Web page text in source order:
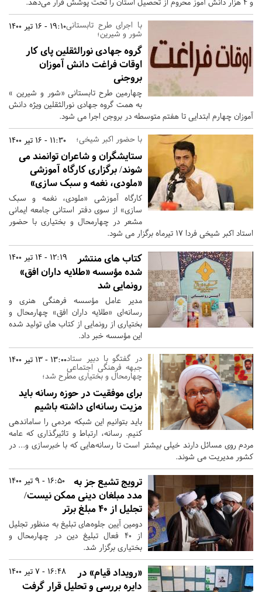
19:10 - 16 تیر 1400با اجرای طرح تابستانی
شور و شیرین؛
گروه جهادی نورالثقلین پای کار
اوقات فراغت دانش آموزان
بروجنی
چهارمین طرح تابستانی «شور و شیرین »
به همت گروه جهادی نورالثقلین ویژه دانش
آموزان چهارم ابتدایی تا هفتم متوسطه در بروجن اجرا می شود.
11:30 - 16 تیر 1400 با حضور اکبر شیخی؛
ستایشگران و شاعران توانمند می
شوند/ برگزاری کارگاه آموزشی
«ملودی، نغمه و سبک سازی»
کارگاه آموزشی «ملودی، نغمه و سبک
سازی» از سوی دفتر استانی جامعه ایمانی
مشعر در چهارمحال و بختیاری با حضور
استاد اکبر شیخی فردا 17 تیرماه برگزار می شود.
12:19 - 14 تیر 1400
کتاب های منتشر
شده مؤسسه «طلایه داران افق»
رونمایی شد
مدیر عامل مؤسسه فرهنگی هنری و
رسانه‌ای «طلایه داران افق» چهارمحال و
بختیاری از رونمایی از کتاب های تولید شده
این مؤسسه خبر داد.
13:00 - 13 تیر 1400در گفتگو با دبیر ستاد
جبهه فرهنگی اجتماعی
چهارمحال و بختیاری مطرح شد؛
برای موفقیت در حوزه رسانه باید
مزیت رسانه‌ای داشته باشیم
باید بتوانیم این شبکه مردمی را ساماندهی
کنیم. رسانه‌، ارتباط و تاثیرگذاری که عامه
مردم روی مسائل دارند خیلی بیشتر است تا رسانه‌هایی که با خبرسازی و... در
کشور مدیریت می شوند.
16:50 - 9 تیر 1400
ترویج تشیع جز به
مدد مبلغان دینی ممکن نیست/
تجلیل از 40 مبلغ برتر
دومین آیین جلوه‌های تبلیغ به منظور تجلیل
از ۴۰ فعال تبلیغ دین در چهارمحال و
بختیاری برگزار شد.
16:48 - 7 تیر 1400
«رویداد قیام» در
دایره بررسی و تحلیل قرار گرفت